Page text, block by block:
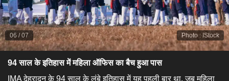
Photo : IStock
06 /07
94 साल के इतिहास में महिला ऑफिस का बैच हुआ पास
​IMA देहरादून के 94 साल के लंबे इतिहास में यह पहली बार था, जब महिला